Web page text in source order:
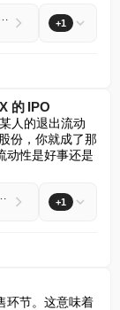
Paycheck Cannot Afford to Be Too Wrong +1
的 IPO
人的退出流动
份，你就成了那
动性是好事还是
On The SpaceX IPO +1
环节。这意味着